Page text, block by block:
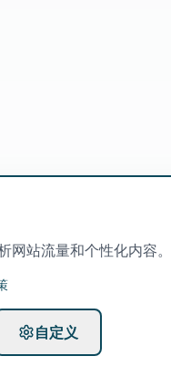
站流量和个性化内容
自定义